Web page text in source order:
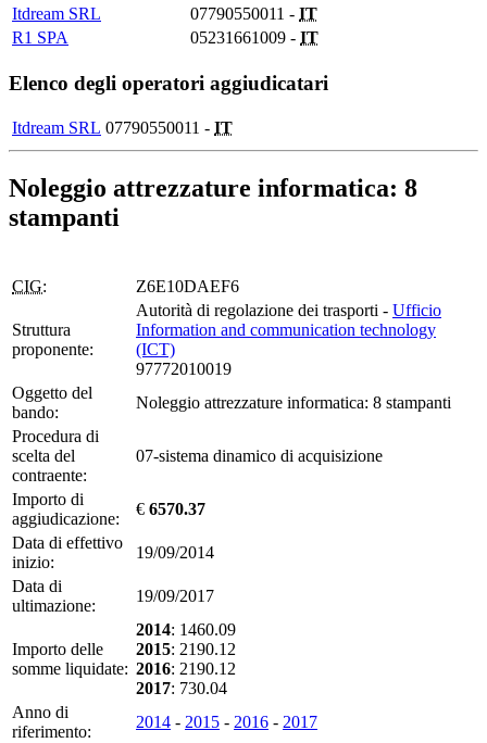
Itdream SRL
07790550011 - IT
R1 SPA
05231661009 - IT
Elenco degli operatori aggiudicatari
Itdream SRL 07790550011 - IT
Noleggio attrezzature informatica: 8
stampanti
CIG: Z6E10DAEF6
Struttura
proponente:
Autorità di regolazione dei trasporti - Ufficio
Information and communication technology
(ICT)
97772010019
Oggetto del
bando:
Noleggio attrezzature informatica: 8 stampanti
Procedura di
scelta del
contraente:
07-sistema dinamico di acquisizione
Importo di
aggiudicazione:
€ 6570.37
Data di effettivo
inizio:
19/09/2014
Data di
ultimazione:
19/09/2017
Importo delle
somme liquidate:
2014: 1460.09
2015: 2190.12
2016: 2190.12
2017: 730.04
Anno di
riferimento:
2014 - 2015 - 2016 - 2017